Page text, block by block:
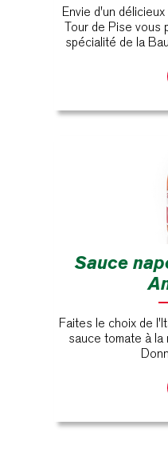
Envie d'un
Tour de Pise vous
spécialité de la
Sauce
Faites le choix de
sauce tomate à la